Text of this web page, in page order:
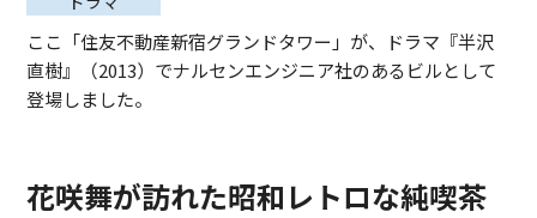
ここ「住友不動産新宿グランドタワー」が、ドラマ『半沢
直樹』（2013）でナルセンエンジニア社のあるビルとして
登場しました。
花咲舞が訪れた昭和レトロな純喫茶